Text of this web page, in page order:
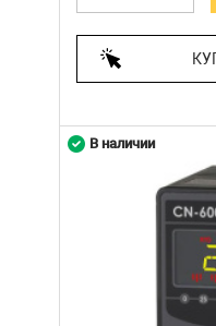
В наличии